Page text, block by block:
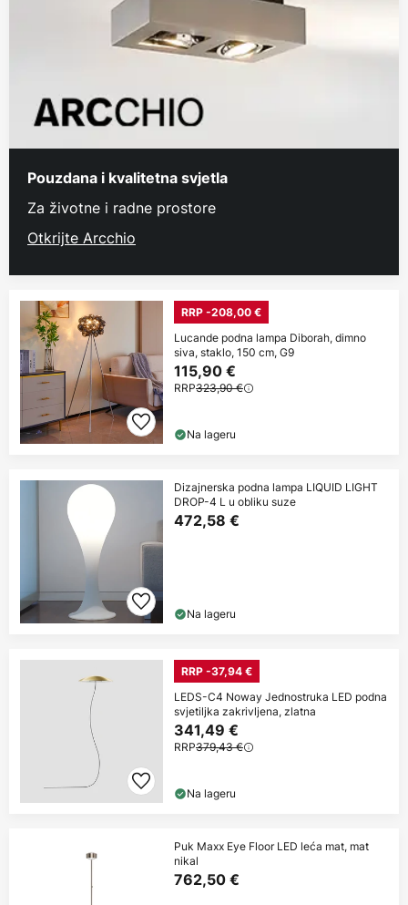
Pouzdana i kvalitetna svjetla
Za životne i radne prostore
Otkrijte Arcchio
RRP -208,00 €
Lucande podna lampa Diborah, dimno
siva, staklo, 150 cm, G9
115,90 €
RRP323,90 €
Na lageru
Dizajnerska podna lampa LIQUID LIGHT
DROP-4 L u obliku suze
472,58 €
Na lageru
RRP -37,94 €
LEDS-C4 Noway Jednostruka LED podna
svjetiljka zakrivljena, zlatna
341,49 €
RRP379,43 €
Na lageru
Puk Maxx Eye Floor LED leća mat, mat
nikal
762,50 €